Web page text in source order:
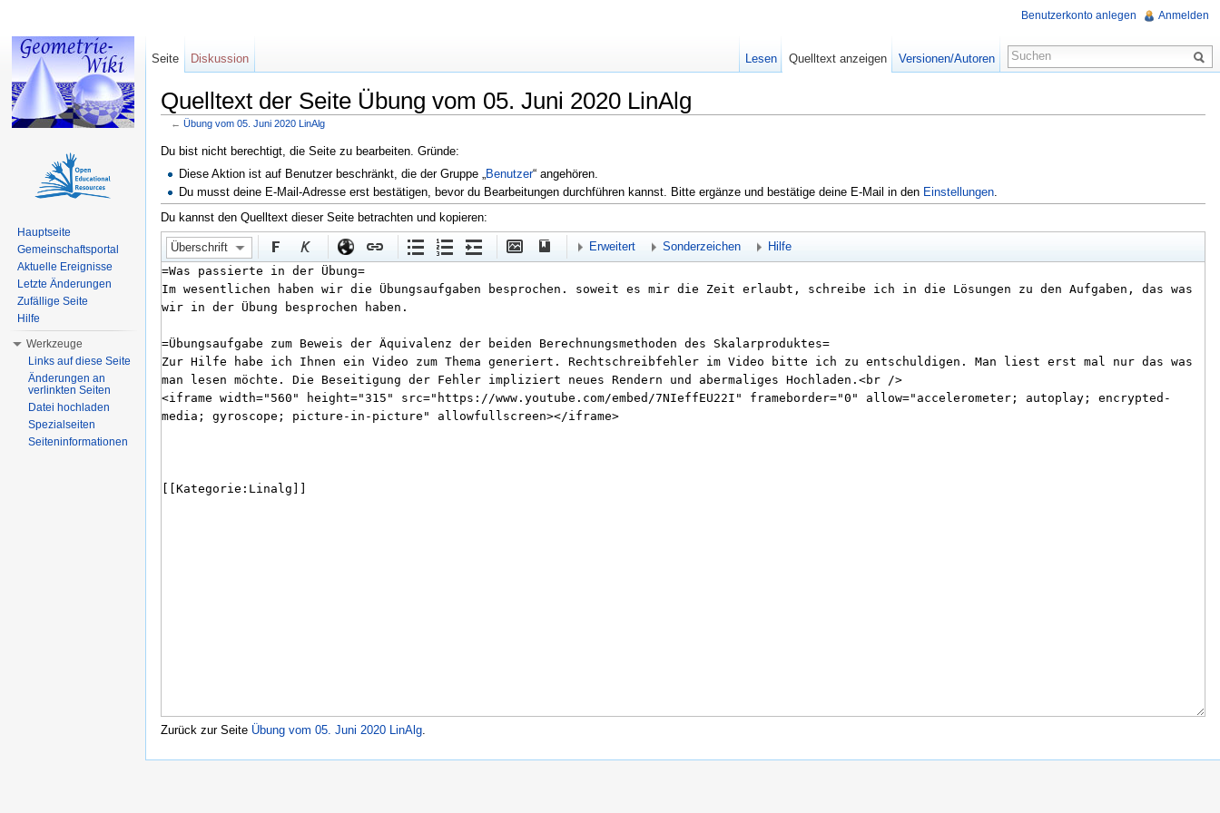
Quelltext der Seite Übung vom 05. Juni 2020 LinAlg
← Übung vom 05. Juni 2020 LinAlg
Du bist nicht berechtigt, die Seite zu bearbeiten. Gründe:
Diese Aktion ist auf Benutzer beschränkt, die der Gruppe „
Benutzer“ angehören.
Du musst deine E-Mail-Adresse erst bestätigen, bevor du Bearbeitungen durchführen kannst. Bitte ergänze und bestätige deine E-Mail in den Einstellungen.
Du kannst den Quelltext dieser Seite betrachten und kopieren:
Überschrift Erweitert Sonderzeichen Hilfe
Zurück zur Seite Übung vom 05. Juni 2020 LinAlg.
Benutzerkonto anlegen Anmelden
Seite Diskussion Lesen Quelltext anzeigen Versionen/Autoren
Hauptseite
Gemeinschaftsportal
Aktuelle Ereignisse
Letzte Änderungen
Zufällige Seite
Hilfe
Werkzeuge
Links auf diese Seite
Änderungen an
verlinkten Seiten
Datei hochladen
Spezialseiten
Seiteninformationen